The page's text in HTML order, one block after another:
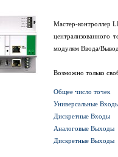
Мастер-контроллер
централизованного
модулям Ввода/
Возможно только
Общее число точек
Универсальные
Дискретные Входы
Аналоговые Выходы
Дискретные Выходы